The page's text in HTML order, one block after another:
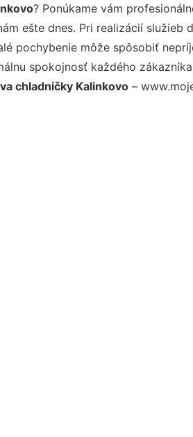
? Ponúkame vám
ešte dnes. Pri realizácií
pochybenie môže spôsobiť
spokojnosť každého
chladničky Kalinkovo –